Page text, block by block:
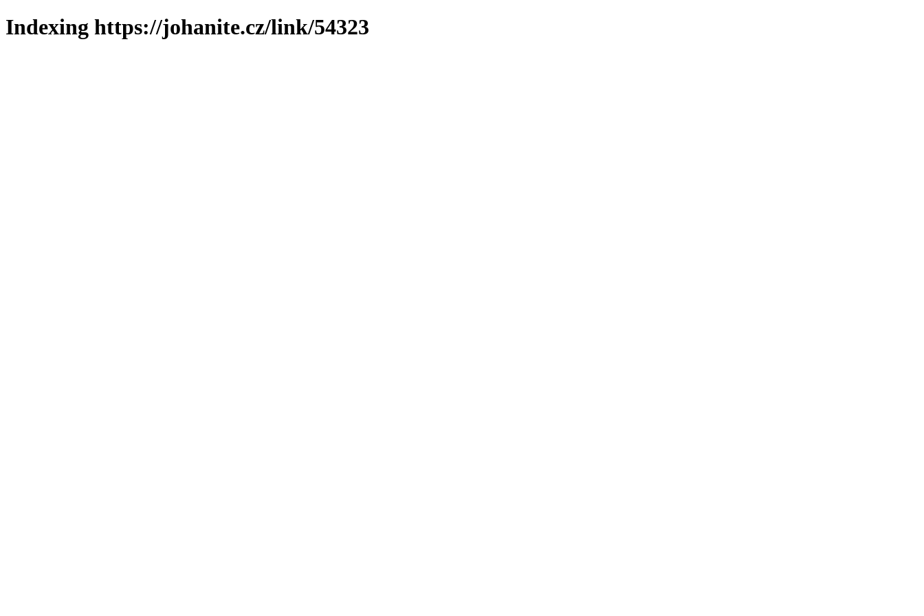
Indexing https://johanite.cz/link/54323